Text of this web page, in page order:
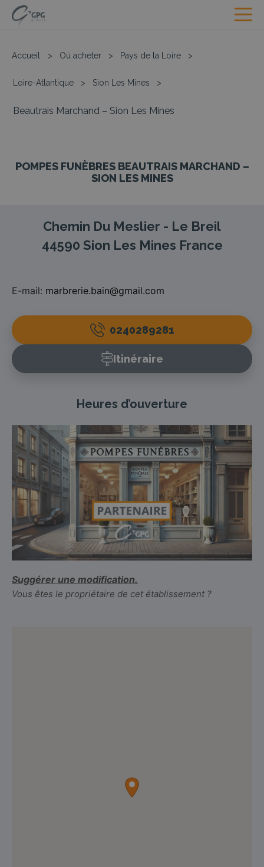
Accueil > Où acheter > Pays de la Loire >
Loire-Atlantique > Sion Les Mines >
Beautrais Marchand – Sion Les Mines
POMPES FUNÈBRES BEAUTRAIS MARCHAND –
SION LES MINES
Chemin Du Meslier - Le Breil
44590 Sion Les Mines France
E-mail: marbrerie.bain@gmail.com
0240289281
Itinéraire
Heures d’ouverture
Suggérer une modification.
Vous êtes le propriétaire de cet établissement ?